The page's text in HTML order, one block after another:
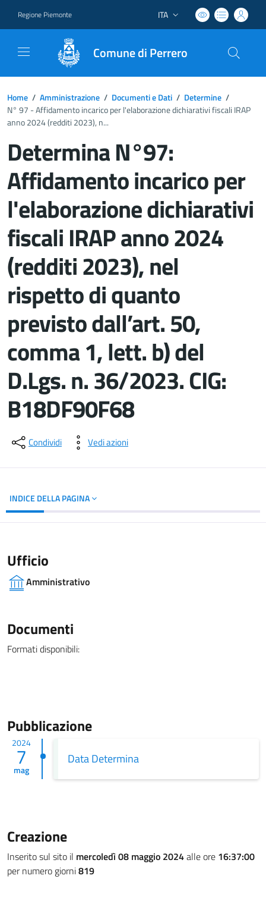
Regione Piemonte Lingua attiva:
ITA
Comune di Perrero
Home / Amministrazione / Documenti e Dati / Determine /
N° 97 - Affidamento incarico per l'elaborazione dichiarativi fiscali IRAP
anno 2024 (redditi 2023), n...
Determina N°97:
Affidamento incarico per
l'elaborazione dichiarativi
fiscali IRAP anno 2024
(redditi 2023), nel
rispetto di quanto
previsto dall’art. 50,
comma 1, lett. b) del
D.Lgs. n. 36/2023. CIG:
B18DF90F68
Dettagli del documento
Condividi Vedi azioni
INDICE DELLA PAGINA
Ufficio
Amministrativo
Documenti
Formati disponibili:
Pubblicazione
2024
7
mag
Data Determina
Creazione
Inserito sul sito il mercoledì 08 maggio 2024alle ore 16:37:00
per numero giorni819